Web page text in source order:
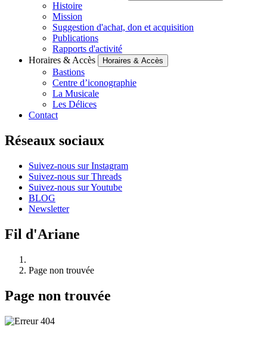
Histoire
Mission
Suggestion d'achat, don et acquisition
Publications
Rapports d'activité
Horaires & Accès
Horaires & Accès
Bastions
Centre d’iconographie
La Musicale
Les Délices
Contact
Réseaux sociaux
Suivez-nous sur Instagram
Suivez-nous sur Threads
Suivez-nous sur Youtube
BLOG
Newsletter
Fil d'Ariane
Page non trouvée
Page non trouvée